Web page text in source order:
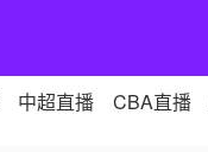
中超直播 CBA直播